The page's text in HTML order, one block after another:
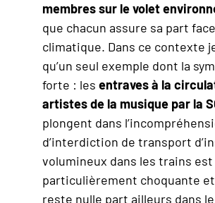
membressur le volet
que chacun assure sa part
climatique. Dans ce contexte
qu’un seul exemple dont la
forte : les entraves à la
artistes de la musique par la
plongent dans
d’interdiction de transport
volumineux dans les trains est
particulièrement choquante et
reste nulle part ailleurs dans